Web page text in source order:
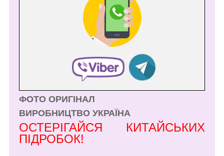
ФОТО ОРИГІНАЛ
ВИРОБНИЦТВО УКРАЇНА
ОСТЕРІГАЙСЯ КИТАЙСЬКИХ
ПІДРОБОК!